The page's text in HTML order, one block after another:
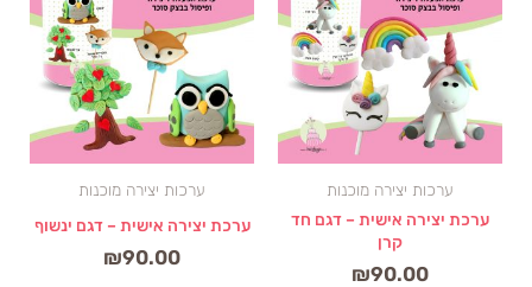
ערכות יצירה מוכנות
ערכת יצירה אישית – דגם חד
קרן
₪90.00
ערכות יצירה מוכנות
ערכת יצירה אישית – דגם ינשוף
₪90.00